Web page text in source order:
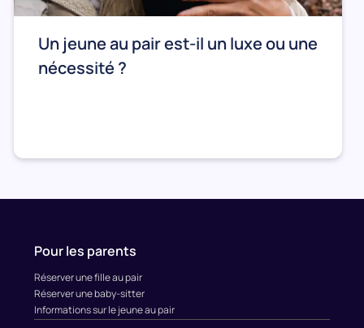
Un jeune au pair est-il un luxe ou une
nécessité ?
Pour les parents
Réserver une fille au pair
Réserver une baby-sitter
Informations sur le jeune au pair